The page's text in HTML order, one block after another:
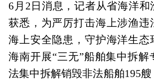
6月2日消息，记者从省海洋和
获悉，为严厉打击海上涉渔违
海上安全隐患，守护海洋生态
海南开展“三无”船舶集中拆解
法集中拆解销毁非法船舶195